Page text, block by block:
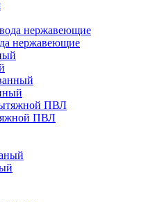
нержавеющие
ПВЛ